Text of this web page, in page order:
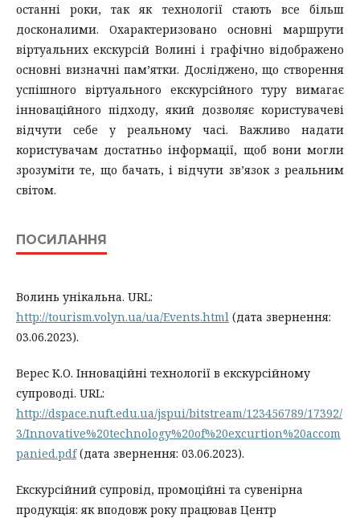
останні роки, так як технології стають все більш
досконалими. Охарактеризовано основні маршрути
віртуальних екскурсій Волині і графічно відображено
основні визначні пам’ятки. Досліджено, що створення
успішного віртуального екскурсійного туру вимагає
інноваційного підходу, який дозволяє користувачеві
відчути себе у реальному часі. Важливо надати
користувачам достатньо інформації, щоб вони могли
зрозуміти те, що бачать, і відчути зв’язок з реальним
світом.
ПОСИЛАННЯ
Волинь унікальна. URL:
http://tourism.volyn.ua/ua/Events.html (дата звернення:
03.06.2023).
Верес К.О. Інноваційні технології в екскурсійному
супроводі. URL:
http://dspace.nuft.edu.ua/jspui/bitstream/123456789/17392/
3/Innovative%20technology%20of%20excurtion%20accom
panied.pdf(дата звернення: 03.06.2023).
Екскурсійний супровід, промоційні та сувенірна
продукція: як вподовж року працював Центр